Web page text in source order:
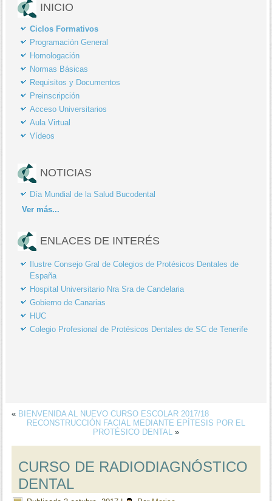
INICIO
Ciclos Formativos
Programación General
Homologación
Normas Básicas
Requisitos y Documentos
Preinscripción
Acceso Universitarios
Aula Virtual
Vídeos
NOTICIAS
Día Mundial de la Salud Bucodental
Ver más...
ENLACES DE INTERÉS
Ilustre Consejo Gral de Colegios de Protésicos Dentales de
España
Hospital Universitario Nra Sra de Candelaria
Gobierno de Canarias
HUC
Colegio Profesional de Protésicos Dentales de SC de Tenerife
« BIENVENIDA AL NUEVO CURSO ESCOLAR 2017/18
RECONSTRUCCIÓN FACIAL MEDIANTE EPÍTESIS POR EL
PROTÉSICO DENTAL
»
CURSO DE RADIODIAGNÓSTICO
DENTAL